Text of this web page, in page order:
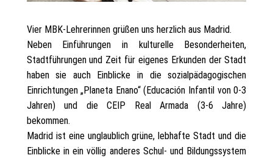
Vier MBK-Lehrerinnen grüßen uns herzlich aus Madrid.
Neben Einführungen in kulturelle Besonderheiten,
Stadtführungen und Zeit für eigenes Erkunden der Stadt
haben sie auch Einblicke in die sozialpädagogischen
Einrichtungen „Planeta Enano“ (Educación Infantil von 0-3
Jahren) und die CEIP Real Armada (3-6 Jahre)
bekommen.
Madrid ist eine unglaublich grüne, lebhafte Stadt und die
Einblicke in ein völlig anderes Schul- und Bildungssystem